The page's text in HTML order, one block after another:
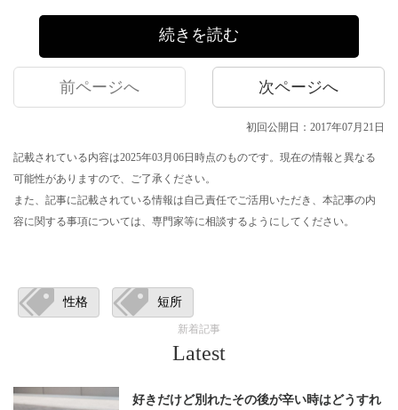
続きを読む
前ページへ 次ページへ
初回公開日：2017年07月21日
記載されている内容は2025年03月06日時点のものです。現在の情報と異なる
可能性がありますので、ご了承ください。
また、記事に記載されている情報は自己責任でご活用いただき、本記事の内
容に関する事項については、専門家等に相談するようにしてください。
性格 短所
新着記事
Latest
好きだけど別れたその後が辛い時はどうすれ